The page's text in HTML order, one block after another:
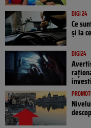
DIGI 24
Ce
și la
DIGI24